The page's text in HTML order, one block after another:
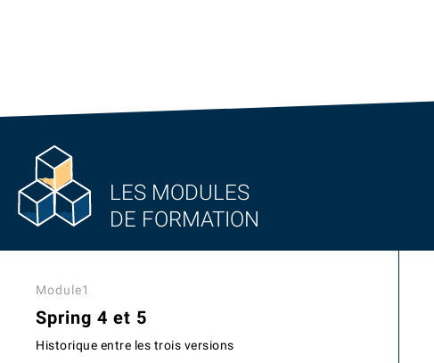
LES MODULES
DE FORMATION
Module1
Spring 4 et 5
Historique entre les trois versions